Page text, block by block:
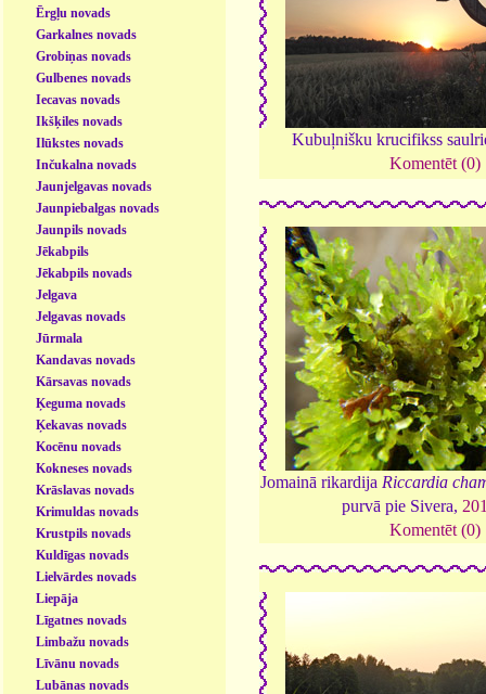
Ērgļu novads
Garkalnes novads
Grobiņas novads
Gulbenes novads
Iecavas novads
Ikšķiles novads
Ilūkstes novads
Inčukalna novads
Jaunjelgavas novads
Jaunpiebalgas novads
Jaunpils novads
Jēkabpils
Jēkabpils novads
Jelgava
Jelgavas novads
Jūrmala
Kandavas novads
Kārsavas novads
Ķeguma novads
Ķekavas novads
Kocēnu novads
Kokneses novads
Krāslavas novads
Krimuldas novads
Krustpils novads
Kuldīgas novads
Lielvārdes novads
Liepāja
Līgatnes novads
Limbažu novads
Līvānu novads
Lubānas novads
Kubuļnišku krucifikss
Komentēt (0)
Jomainā rikardija Riccardia
purvā pie Sivera,
Komentēt (0)